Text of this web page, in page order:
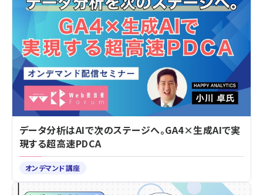
データ分析はAIで次のステージへ。GA4×生成AIで実
現する超高速PDCA
オンデマンド講座